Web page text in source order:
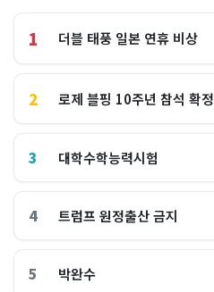
1 더블 태풍 일본 연휴 비상
2 로제 블핑 10주년 참석 확정
3 대학수학능력시험
4 트럼프 원정출산 금지
5 박완수